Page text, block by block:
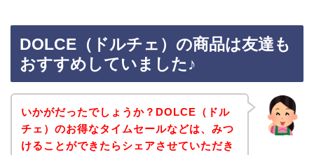
DOLCE（ドルチェ）の商品は友達も
おすすめしていました♪
いかがだったでしょうか？DOLCE（ドル
チェ）のお得なタイムセールなどは、みつ
けることができたらシェアさせていただき